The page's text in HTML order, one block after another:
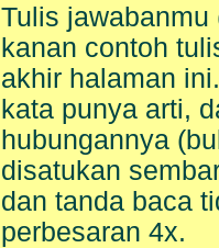
Tulis
kanan contoh
akhir halaman
kata punya arti,
hubungannya
disatukan
dan tanda baca
perbesaran 4x.